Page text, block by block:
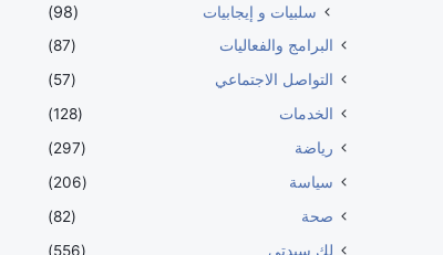
سلبيات و إيجابيات
(98)
البرامج والفعاليات
(87)
التواصل الاجتماعي
(57)
الخدمات
(128)
رياضة
(297)
سياسة
(206)
صحة
(82)
لك سيدتي
(556)